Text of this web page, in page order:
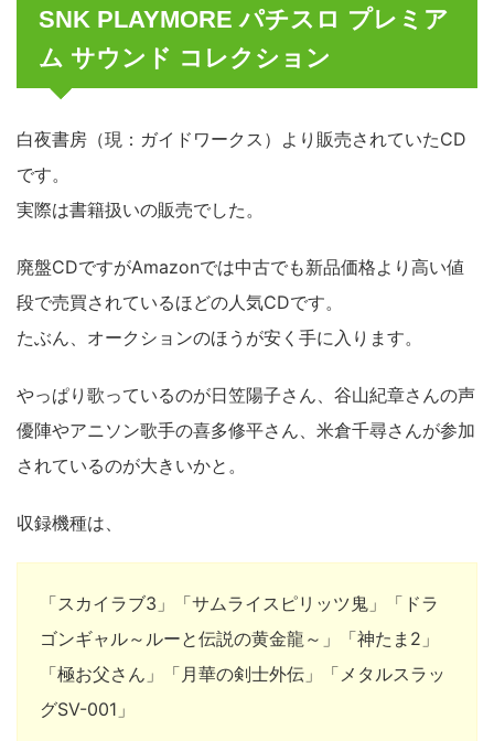
SNK PLAYMORE パチスロ プレミア
ム サウンド コレクション
白夜書房（現：ガイドワークス）より販売されていたCD
です。
実際は書籍扱いの販売でした。
廃盤CDですがAmazonでは中古でも新品価格より高い値
段で売買されているほどの人気CDです。
たぶん、オークションのほうが安く手に入ります。
やっぱり歌っているのが日笠陽子さん、谷山紀章さんの声
優陣やアニソン歌手の喜多修平さん、米倉千尋さんが参加
されているのが大きいかと。
収録機種は、
「スカイラブ3」「サムライスピリッツ鬼」「ドラ
ゴンギャル～ルーと伝説の黄金龍～」「神たま2」
「極お父さん」「月華の剣士外伝」「メタルスラッ
グSV-001」